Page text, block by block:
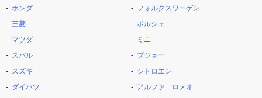
ホンダ
三菱
マツダ
スバル
スズキ
ダイハツ
フォルクスワーゲン
ポルシェ
ミニ
プジョー
シトロエン
アルファ ロメオ